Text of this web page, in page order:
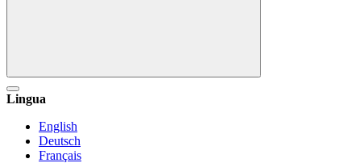
Lingua
English
Deutsch
Français